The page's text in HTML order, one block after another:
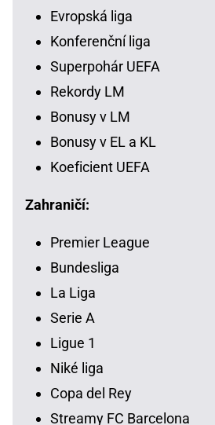
Evropská liga
Konferenční liga
Superpohár UEFA
Rekordy LM
Bonusy v LM
Bonusy v EL a KL
Koeficient UEFA
Zahraničí:
Premier League
Bundesliga
La Liga
Serie A
Ligue 1
Niké liga
Copa del Rey
Streamy FC Barcelona